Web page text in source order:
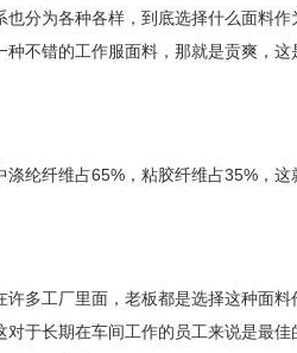
分为各种各样，到底选择什么面料
不错的工作服面料，那就是贡爽，
纶纤维占65%，粘胶纤维占35%，这
多工厂里面，老板都是选择这种面
于长期在车间工作的员工来说是最佳